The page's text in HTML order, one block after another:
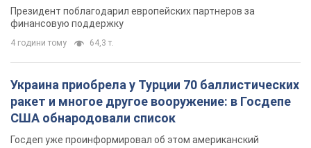
Президент поблагодарил европейских партнеров за
финансовую поддержку
4 години тому 64,3 т.
Украина приобрела у Турции 70 баллистических
ракет и многое другое вооружение: в Госдепе
США обнародовали список
Госдеп уже проинформировал об этом американский